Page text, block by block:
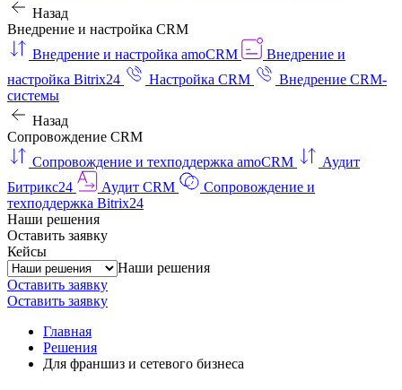
Назад
Внедрение и настройка CRM
Внедрение и настройка amoCRM
Внедрение и
настройка Bitrix24
Настройка CRM
Внедрение CRM-
системы
Назад
Сопровождение CRM
Сопровождение и техподдержка amoCRM
Аудит
Битрикс24
Аудит CRM
Сопровождение и
техподдержка Bitrix24
Наши решения
Оставить заявку
Кейсы
Наши решения
Оставить заявку
Оставить заявку
Главная
Решения
Для франшиз и сетевого бизнеса